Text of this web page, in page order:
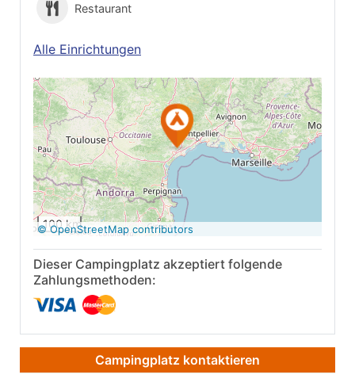
Restaurant
Alle Einrichtungen
Auf Google Maps
anzeigen
100 km
© OpenStreetMap contributors
Dieser Campingplatz akzeptiert folgende
Zahlungsmethoden:
Campingplatz kontaktieren